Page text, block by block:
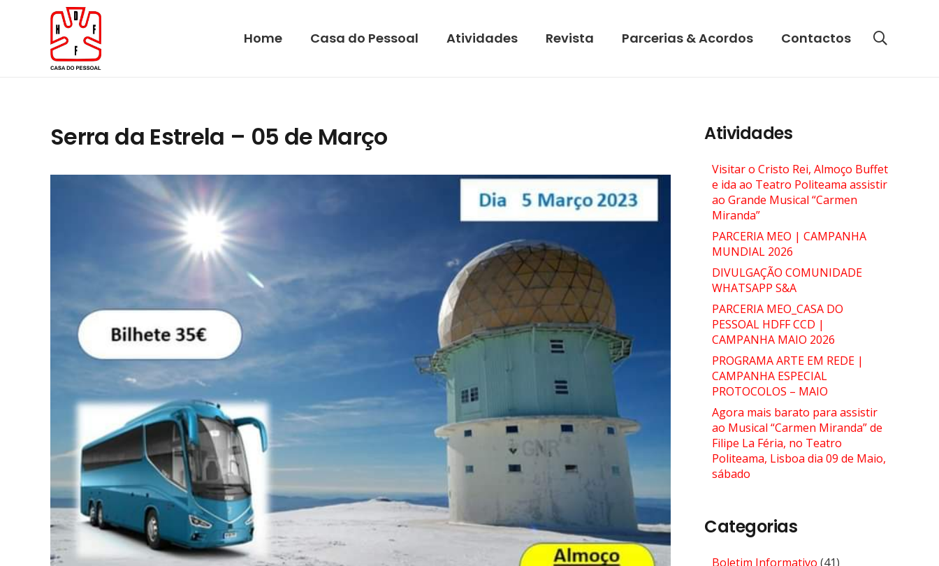
Home Casa do Pessoal Atividades Revista Parcerias & Acordos Contactos
Serra da Estrela – 05 de Março Atividades
Visitar o Cristo Rei, Almoço Buffet
e ida ao Teatro Politeama assistir
ao Grande Musical “Carmen
Miranda”
PARCERIA MEO | CAMPANHA
MUNDIAL 2026
DIVULGAÇÃO COMUNIDADE
WHATSAPP S&A
PARCERIA MEO_CASA DO
PESSOAL HDFF CCD |
CAMPANHA MAIO 2026
PROGRAMA ARTE EM REDE |
CAMPANHA ESPECIAL
PROTOCOLOS – MAIO
Agora mais barato para assistir
ao Musical “Carmen Miranda” de
Filipe La Féria, no Teatro
Politeama, Lisboa dia 09 de Maio,
sábado
Categorias
Boletim Informativo (41)